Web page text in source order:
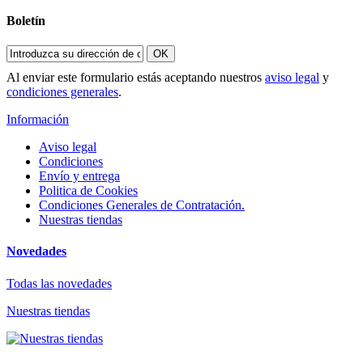
Boletín
OK
Al enviar este formulario estás aceptando nuestros aviso legal y
condiciones generales.
Información
Aviso legal
Condiciones
Envío y entrega
Politica de Cookies
Condiciones Generales de Contratación.
Nuestras tiendas
Novedades
Todas las novedades
Nuestras tiendas